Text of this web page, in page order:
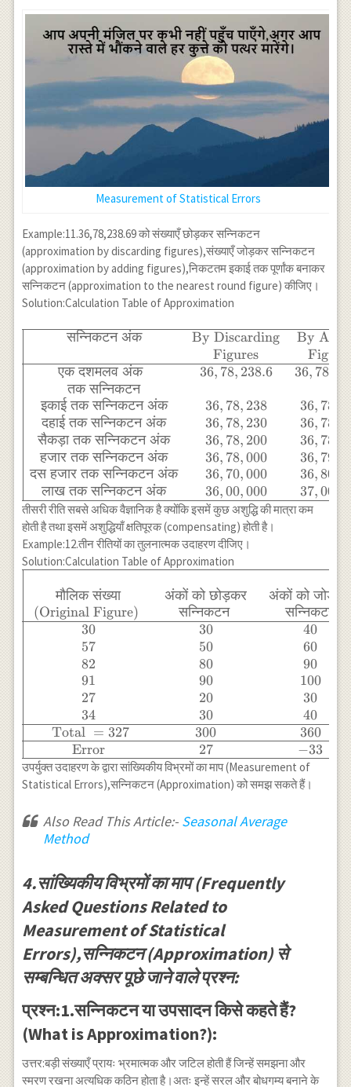
Measurement of Statistical Errors
Example:11.36,78,238.69 को संख्याएँ छोड़कर सन्निकटन
(approximation by discarding figures),संख्याएँ जोड़कर सन्निकटन
(approximation by adding figures),निकटतम इकाई तक पूर्णांक बनाकर
सन्निकटन (approximation to the nearest round figure) कीजिए।
Solution:Calculation Table of Approximation
{|cccc|} \hline
अंक} &
\text{By
Discarding}&
\text{By
Adding} &
\text{To
Nearest} \\ &
\text{Figures}
&
\text{Figures}
&
\text{Round
Figures} \\
\text{एक
दशमलव अंक }
& 36,78,238.6
& 36,78,238.7
& 36,78,238.7
\\ \text{ तक
सन्निकटन } & &
\text{इकाई तक
सन्निकटन अंक}
& 36,78,238 &
36,78,239 &
\text{दहाई तक
सन्निकटन अंक}
& 36,78,230 &
36,78,240 \\
\text{सैकड़ा
तक सन्निकटन
अंक} &
36,78,200 &
36,78,300 &
36,78,200 \\
\text{हजार तक
सन्निकटन अंक}
& 36,78,000 &
36,79,000 &
36,78,000 \\
\text{दस हजार
सन्निकटन अंक
एक दशमलव अंक
तक सन्निकटन
इकाई तक सन्निकटन अंक
दहाई तक सन्निकटन अंक
सैकड़ा तक सन्निकटन अंक
हजार तक सन्निकटन अंक
दस हजार तक सन्निकटन अंक
लाख तक सन्निकटन अंक
By Discarding
Figures
36, 78, 238.6
36, 78, 238
36, 78, 230
36, 78, 200
36, 78,000
36, 70,000
36,00,000
By
36, 78,
36, 78
36, 78
36, 78
36, 79
36,80
37,00
तीसरी रीति सबसे अधिक वैज्ञानिक है क्योंकि इसमें कुछ अशुद्धि की मात्रा कम
होती है तथा इसमें अशुद्धियाँ क्षतिपूरक (compensating) होती है।
Example:12.तीन रीतियों का तुलनात्मक उदाहरण दीजिए।
Solution:Calculation Table of Approximation
{|cccc|} \hline
& & & \\ \text
{ मौलिक संख्या }
& \text { अंकों
को छोड़कर } &
\text { अंकों को
जोड़कर } & \text
{ निकटतम पूर्णांक }
\\ \text{
(Original
Figure) } &
\text{सन्निकटन }
&
& \text{तक
सन्निकटन} \\
& 40 & 40 \\ 57
& 50 & 60 & 60
\\ 82 & 80 & 90
& 80 \\ 91 & 90
& 100 & 50 \\
27 & 20 & 30 &
30 \\ 34 & 30 &
\hline \text {
Total } =327 &
300 & 360 & 330
\\ \hline \text
{ Error } & 27
मौलिक संख्या
(Original Figure)
30
57
82
91
27
34
Total = 327
Error
अंकों को छोड़कर
सन्निकटन
30
50
80
90
20
30
300
27
अंकों को
सन्निकटन
40
60
90
100
30
40
360
−33
उपर्युक्त उदाहरण के द्वारा सांख्यिकीय विभ्रमों का माप (Measurement of
Statistical Errors),सन्निकटन (Approximation) को समझ सकते हैं।
Also Read This Article:- Seasonal Average
Method
4.सांख्यिकीय विभ्रमों का माप (Frequently
Asked Questions Related to
Measurement of Statistical
Errors),सन्निकटन (Approximation) से
सम्बन्धित अक्सर पूछे जाने वाले प्रश्न:
प्रश्न:1.सन्निकटन या उपसादन किसे कहते हैं?
(What is Approximation?):
उत्तर:बड़ी संख्याएँ प्रायः भ्रमात्मक और जटिल होती हैं जिन्हें समझना और
स्मरण रखना अत्यधिक कठिन होता है।अतः इन्हें सरल और बोधगम्य बनाने के